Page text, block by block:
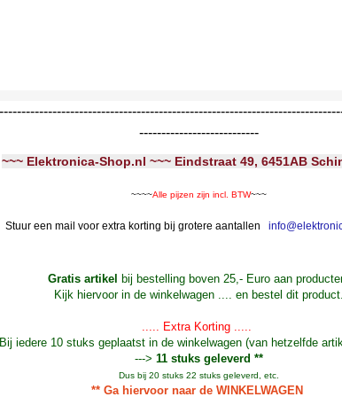
---------------------------
~~~ Elektronica-Shop.nl ~~~ Eindstraat 49, 6451AB
~~~~Alle pijzen zijn incl. BTW~~~
Stuur een mail voor extra korting bij grotere aantallen
Gratis artikel
bij bestelling boven 25,- Euro aan
Kijk hiervoor in de winkelwagen .... en bestel dit product.
..... Extra Korting .....
Bij iedere 10 stuks geplaatst in de winkelwagen (van hetzelfde
---> 11 stuks geleverd **
Dus bij 20 stuks 22 stuks geleverd, etc.
** Ga hiervoor naar de WINKELWAGEN